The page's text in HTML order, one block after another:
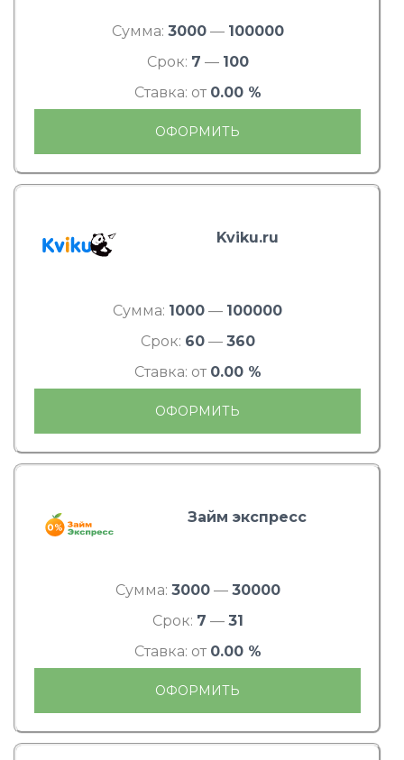
Сумма: 3000— 100000
Срок: 7 — 100
Ставка: от 0.00 %
ОФОРМИТЬ
Kviku.ru
Сумма: 1000 — 100000
Срок: 60— 360
Ставка: от 0.00 %
ОФОРМИТЬ
Займ экспресс
Сумма: 3000— 30000
Срок: 7 — 31
Ставка: от 0.00 %
ОФОРМИТЬ